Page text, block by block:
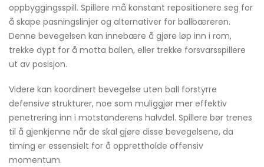
oppbyggingsspill. Spillere må konstant repositionere seg for
å skape pasningslinjer og alternativer for ballbæreren.
Denne bevegelsen kan innebære å gjøre løp inn i rom,
trekke dypt for å motta ballen, eller trekke forsvarsspillere
ut av posisjon.
Videre kan koordinert bevegelse uten ball forstyrre
defensive strukturer, noe som muliggjør mer effektiv
penetrering inn i motstanderens halvdel. Spillere bør trenes
til å gjenkjenne når de skal gjøre disse bevegelsene, da
timing er essensielt for å opprettholde offensiv
momentum.